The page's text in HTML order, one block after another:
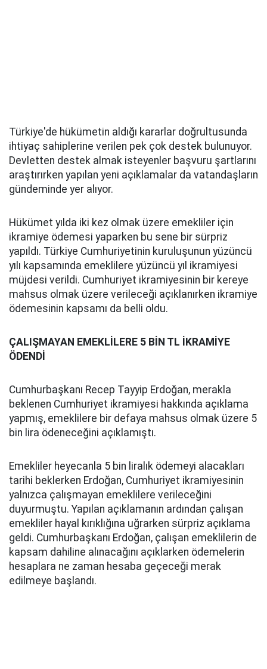
Türkiye'de hükümetin aldığı kararlar doğrultusunda
ihtiyaç sahiplerine verilen pek çok destek bulunuyor.
Devletten destek almak isteyenler başvuru şartlarını
araştırırken yapılan yeni açıklamalar da vatandaşların
gündeminde yer alıyor.
Hükümet yılda iki kez olmak üzere emekliler için
ikramiye ödemesi yaparken bu sene bir sürpriz
yapıldı. Türkiye Cumhuriyetinin kuruluşunun yüzüncü
yılı kapsamında emeklilere yüzüncü yıl ikramiyesi
müjdesi verildi. Cumhuriyet ikramiyesinin bir kereye
mahsus olmak üzere verileceği açıklanırken ikramiye
ödemesinin kapsamı da belli oldu.
ÇALIŞMAYAN EMEKLİLERE 5 BİN TL İKRAMİYE
ÖDENDİ
Cumhurbaşkanı Recep Tayyip Erdoğan, merakla
beklenen Cumhuriyet ikramiyesi hakkında açıklama
yapmış, emeklilere bir defaya mahsus olmak üzere 5
bin lira ödeneceğini açıklamıştı.
Emekliler heyecanla 5 bin liralık ödemeyi alacakları
tarihi beklerken Erdoğan, Cumhuriyet ikramiyesinin
yalnızca çalışmayan emeklilere verileceğini
duyurmuştu. Yapılan açıklamanın ardından çalışan
emekliler hayal kırıklığına uğrarken sürpriz açıklama
geldi. Cumhurbaşkanı Erdoğan, çalışan emeklilerin de
kapsam dahiline alınacağını açıklarken ödemelerin
hesaplara ne zaman hesaba geçeceği merak
edilmeye başlandı.